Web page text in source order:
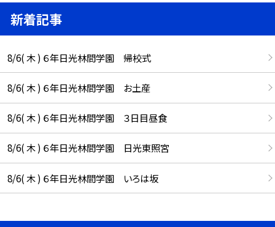
新着記事
8/6( 木 ) ６年日光林間学園 帰校式
8/6( 木 ) ６年日光林間学園 お土産
8/6( 木 ) ６年日光林間学園 ３日目昼食
8/6( 木 ) ６年日光林間学園 日光東照宮
8/6( 木 ) ６年日光林間学園 いろは坂